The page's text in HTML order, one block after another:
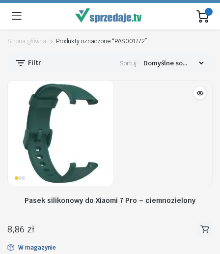
Strona główna Produkty oznaczone “PAS001772”
Filtr Sortuj:
Pasek silikonowy do Xiaomi 7 Pro – ciemnozielony
8,86 zł
W magazynie